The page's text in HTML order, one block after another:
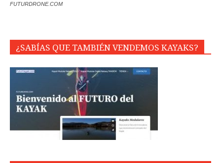
FUTURDRONE.COM
¿SABÍAS QUE TAMBIÉN VENDEMOS KAYAKS?